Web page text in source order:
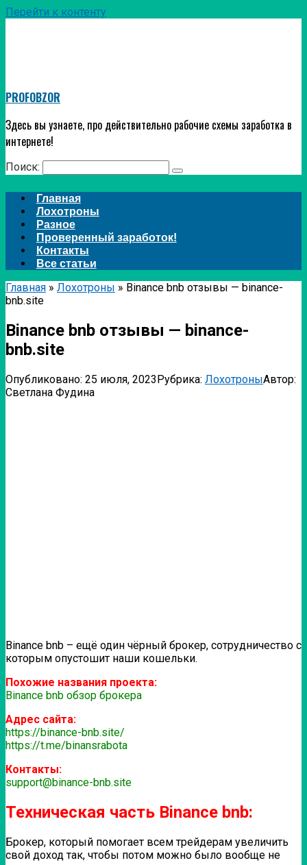
Перейти к контенту
PROFOBZOR
Здесь вы узнаете, про действительно рабочие схемы заработка в
интернете!
Поиск:
Главная
Лохотроны
Разное
Проверенный заработок!
Контакты
Все статьи
Главная » Лохотроны » Binance bnb отзывы — binance-
bnb.site
Binance bnb отзывы — binance-
bnb.site
Опубликовано: 25 июля, 2023Рубрика: ЛохотроныАвтор:
Светлана Фудина
Binance bnb – ещё один чёрный брокер, сотрудничество с
которым опустошит наши кошельки.
Похожие названия проекта:
Binance bnb обзор брокера
Адрес сайта:
https://binance-bnb.site/
https://t.me/binansrabota
Контакты:
support@binance-bnb.site
Техническая часть Binance bnb:
Брокер, который помогает всем трейдерам увеличить
свой доход так, чтобы потом можно было вообще не